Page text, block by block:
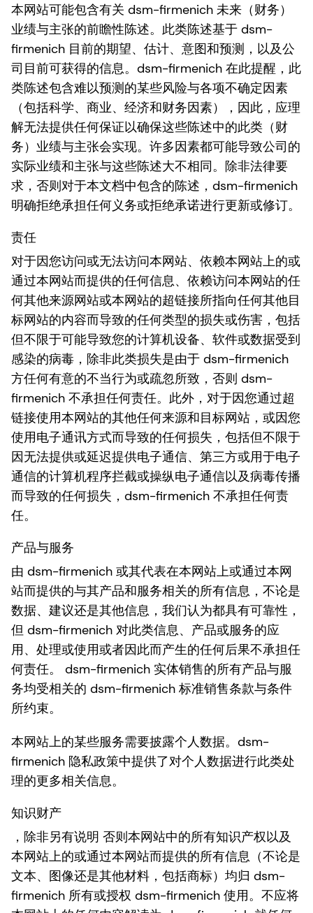
本网站可能包含有关 dsm-firmenich 未来（财务）
业绩与主张的前瞻性陈述。此类陈述基于 dsm-
firmenich 目前的期望、估计、意图和预测，以及公
司目前可获得的信息。dsm-firmenich 在此提醒，此
类陈述包含难以预测的某些风险与各项不确定因素
（包括科学、商业、经济和财务因素），因此，应理
解无法提供任何保证以确保这些陈述中的此类（财
务）业绩与主张会实现。许多因素都可能导致公司的
实际业绩和主张与这些陈述大不相同。除非法律要
求，否则对于本文档中包含的陈述，dsm-firmenich
明确拒绝承担任何义务或拒绝承诺进行更新或修订。
责任
对于因您访问或无法访问本网站、依赖本网站上的或
通过本网站而提供的任何信息、依赖访问本网站的任
何其他来源网站或本网站的超链接所指向任何其他目
标网站的内容而导致的任何类型的损失或伤害，包括
但不限于可能导致您的计算机设备、软件或数据受到
感染的病毒，除非此类损失是由于 dsm-firmenich
方任何有意的不当行为或疏忽所致，否则 dsm-
firmenich 不承担任何责任。此外，对于因您通过超
链接使用本网站的其他任何来源和目标网站，或因您
使用电子通讯方式而导致的任何损失，包括但不限于
因无法提供或延迟提供电子通信、第三方或用于电子
通信的计算机程序拦截或操纵电子通信以及病毒传播
而导致的任何损失，dsm-firmenich 不承担任何责
任。
产品与服务
由 dsm-firmenich 或其代表在本网站上或通过本网
站而提供的与其产品和服务相关的所有信息，不论是
数据、建议还是其他信息，我们认为都具有可靠性，
但 dsm-firmenich 对此类信息、产品或服务的应
用、处理或使用或者因此而产生的任何后果不承担任
何责任。 dsm-firmenich 实体销售的所有产品与服
务均受相关的 dsm-firmenich 标准销售条款与条件
所约束。
本网站上的某些服务需要披露个人数据。dsm-
firmenich 隐私政策中提供了对个人数据进行此类处
理的更多相关信息。
知识财产
，除非另有说明 否则本网站中的所有知识产权以及
本网站上的或通过本网站而提供的所有信息（不论是
文本、图像还是其他材料，包括商标）均归 dsm-
firmenich 所有或授权 dsm-firmenich 使用。不应将